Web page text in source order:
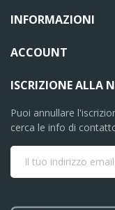
INFORMAZIONI
ACCOUNT
ISCRIZIONE ALLA
Puoi annullare
cerca le info di